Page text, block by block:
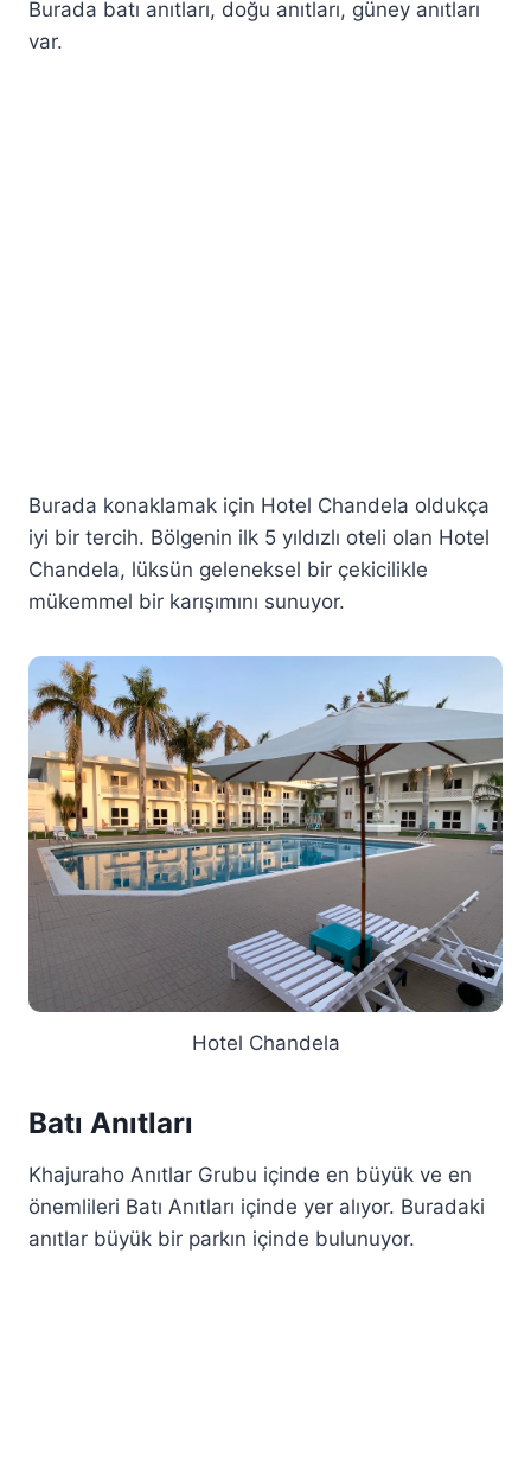
Burada batı anıtları, doğu anıtları, güney anıtları
var.
Burada konaklamak için Hotel Chandela oldukça
iyi bir tercih. Bölgenin ilk 5 yıldızlı oteli olan Hotel
Chandela, lüksün geleneksel bir çekicilikle
mükemmel bir karışımını sunuyor.
Hotel Chandela
Batı Anıtları
Khajuraho Anıtlar Grubu içinde en büyük ve en
önemlileri Batı Anıtları içinde yer alıyor. Buradaki
anıtlar büyük bir parkın içinde bulunuyor.